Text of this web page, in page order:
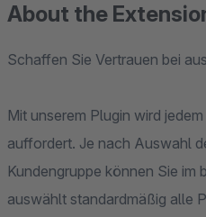
About the
Schaffen Sie Vertrauen bei
Mit unserem Plugin wird
auffordert. Je nach Auswahl
Kundengruppe können Sie
auswählt standardmäßig alle